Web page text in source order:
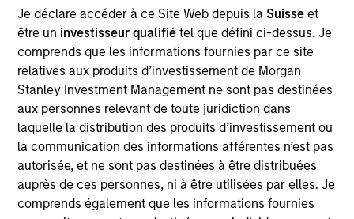
Je déclare accéder à ce Site Web depuis la Suisse et
être un investisseur qualifiétel que défini ci-dessus. Je
comprends que les informations fournies par ce site
relatives aux produits d’investissement de Morgan
Stanley Investment Management ne sont pas destinées
aux personnes relevant de toute juridiction dans
laquelle la distribution des produits d’investissement ou
la communication des informations afférentes n’est pas
autorisée, et ne sont pas destinées à être distribuées
auprès de ces personnes, ni à être utilisées par elles. Je
comprends également que les informations fournies
investment banking and private wealth
management working in New York, London,
Mumbai, and Singapore. Prior to joining Morgan
Stanley in 2024, Vikram spent over a decade at The
Carlyle Group where he served in various
capacities including Managing Director & Head of
Asia Pacific Investor Relations for Global Private
Equity working with investors on various strategies
including Private Equity, Private Credit, Real Estate,
and Infrastructure. He also served as the
Responsible Manager for Carlyle Australia Equity